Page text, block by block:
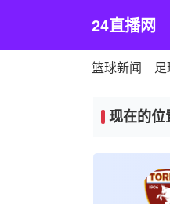
24直播网
篮球新闻
现在的位